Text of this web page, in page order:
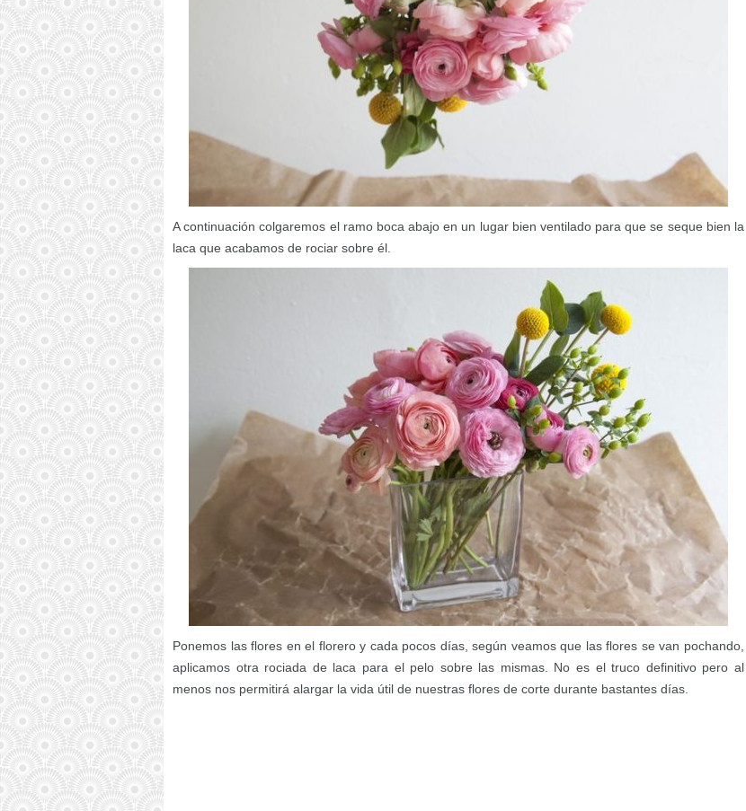
A continuación colgaremos el ramo boca abajo en un lugar bien ventilado para que se seque bien la
laca que acabamos de rociar sobre él.
Ponemos las flores en el florero y cada pocos días, según veamos que las flores se van pochando,
aplicamos otra rociada de laca para el pelo sobre las mismas. No es el truco definitivo pero al
menos nos permitirá alargar la vida útil de nuestras flores de corte durante bastantes días.